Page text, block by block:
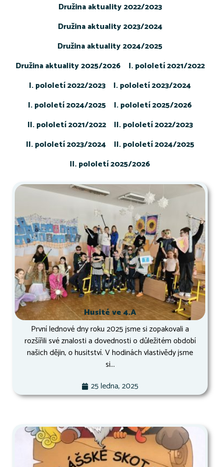
Družina aktuality 2022/2023
Družina aktuality 2023/2024
Družina aktuality 2024/2025
Družina aktuality 2025/2026
I. pololetí 2021/2022
I. pololetí 2022/2023
I. pololetí 2023/2024
I. pololetí 2024/2025
I. pololetí 2025/2026
II. pololetí 2021/2022
II. pololetí 2022/2023
II. pololetí 2023/2024
II. pololetí 2024/2025
II. pololetí 2025/2026
Husité ve 4.A
První lednové dny roku 2025 jsme si zopakovali a
rozšířili své znalosti a dovednosti o důležitém období
našich dějin, o husitství. V hodinách vlastivědy jsme
si...
25 ledna, 2025